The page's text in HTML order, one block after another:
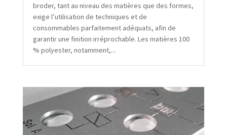
broder, tant au niveau des matières que des formes,
exige l’utilisation de techniques et de
consommables parfaitement adéquats, afin de
garantir une finition irréprochable. Les matières 100
% polyester, notamment,...